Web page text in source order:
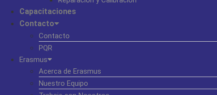
Capacitaciones
Contacto
Contacto
PQR
Erasmus
Acerca de Erasmus
Nuestro Equipo